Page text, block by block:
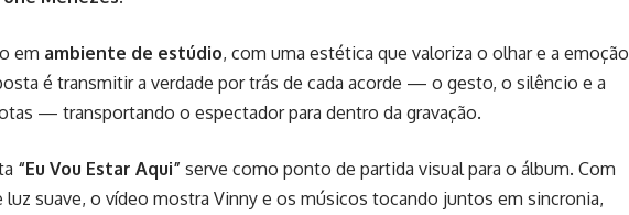
em ambiente de estúdio, com uma estética que valoriza o olhar e a emoção
é transmitir a verdade por trás de cada acorde — o gesto, o silêncio e a
— transportando o espectador para dentro da gravação.
“Eu Vou Estar Aqui” serve como ponto de partida visual para o álbum. Com
luz suave, o vídeo mostra Vinny e os músicos tocando juntos em sincronia,